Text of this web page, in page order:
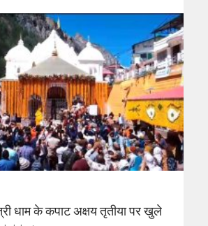
धाम के कपाट अक्षय तृतीया पर खुले